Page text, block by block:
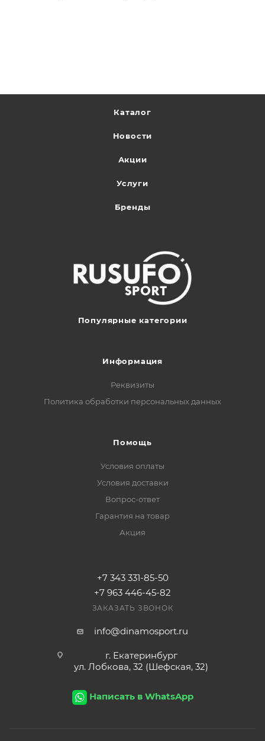
Каталог
Новости
Акции
Услуги
Бренды
Популярные категории
Информация
Реквизиты
Политика обработки персональных данных
Помощь
Условия оплаты
Условия доставки
Вопрос-ответ
Гарантия на товар
Акция
+7 343 331-85-50
+7 963 446-45-82
ЗАКАЗАТЬ ЗВОНОК
info@dinamosport.ru
г. Екатеринбург
ул. Лобкова, 32 (Шефская, 32)
Написать в WhatsApp